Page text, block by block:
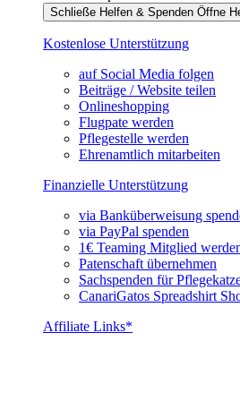
Schließe Helfen & Spenden Öffne
Kostenlose Unterstützung
auf Social Media folgen
Beiträge / Website teilen
Onlineshopping
Flugpate werden
Pflegestelle werden
Ehrenamtlich mitarbeiten
Finanzielle Unterstützung
via Banküberweisung
via PayPal spenden
1€ Teaming Mitglied
Patenschaft übernehmen
Sachspenden für
CanariGatos Spreadshirt
Affiliate Links*